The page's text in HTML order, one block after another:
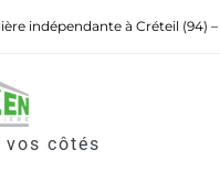
indépendante à Créteil (94) –
vos côtés